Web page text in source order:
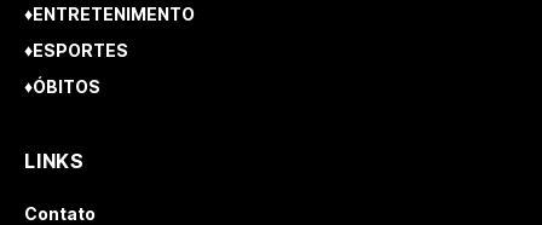
♦ENTRETENIMENTO
♦ESPORTES
♦ÓBITOS
LINKS
Contato